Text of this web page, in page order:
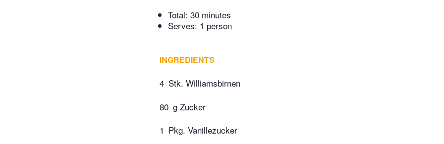
Total: 30 minutes
Serves: 1 person
INGREDIENTS
4 Stk. Williamsbirnen
80 g Zucker
1 Pkg. Vanillezucker